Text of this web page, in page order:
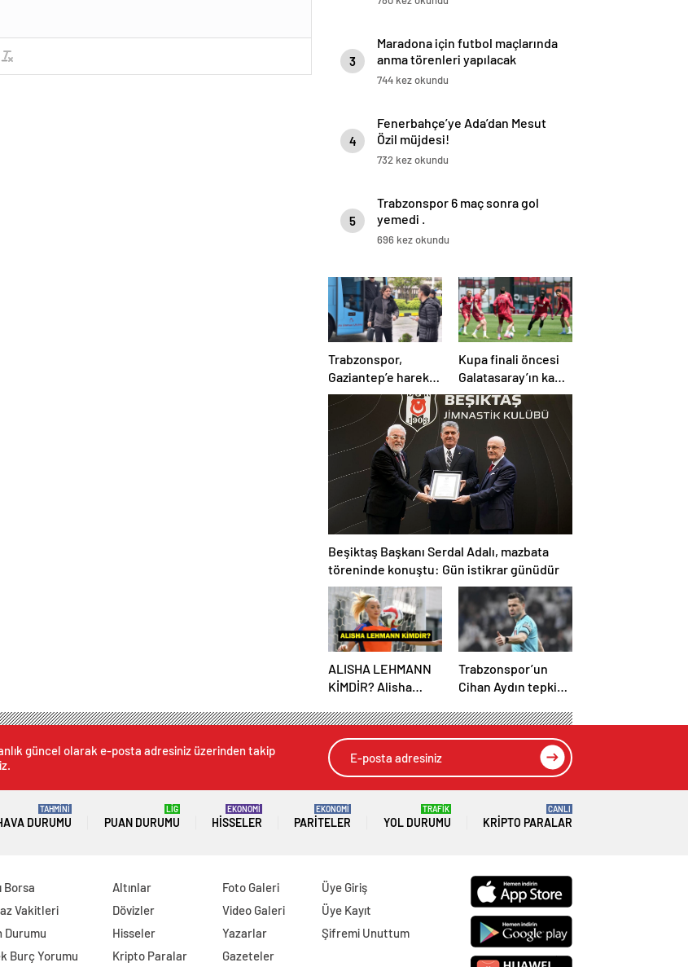
3
Maradona için futbol maçlarında
anma törenleri yapılacak
744 kez okundu
4
Fenerbahçe’ye Ada’dan Mesut
Özil müjdesi!
732 kez okundu
5
Trabzonspor 6 maç sonra gol
yemedi .
696 kez okundu
Trabzonspor,
Gaziantep’e hareket
etti! Kamp kadrosu
açıklandı…
Kupa finali öncesi
Galatasaray’ın kamp
kadrosu belli oldu!
Beşiktaş Başkanı Serdal Adalı, mazbata
töreninde konuştu: Gün istikrar günüdür
ALISHA LEHMANN
KİMDİR? Alisha
Kaç Yaşında, Hangi
Takımda Oynuyor?
Trabzonspor’un
Cihan Aydın tepkisi
Yöneticilerden
açıklama…
güncel olarak e-posta adresiniz üzerinden takip
DURUMU
TAHMİNİ
PUAN DURUMU
LİG
HISSELER
EKONOMİ
PARITELER
EKONOMİ
YOL DURUMU
TRAFİK
KRIPTO PARALAR
CANLI
Borsa
Vakitleri
Durumu
Burç Yorumu
Altınlar
Dövizler
Hisseler
Kripto Paralar
Foto Galeri
Video Galeri
Yazarlar
Gazeteler
Üye Giriş
Üye Kayıt
Şifremi Unuttum